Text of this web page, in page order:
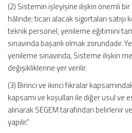
(2) Sistemin işleyişine ilişkin önemli bir
hâlinde; ticari alacak sigortaları
teknik personel, yenileme eğitimini
sınavında başarılı olmak zorundadır.
yenileme sınavında, Sisteme ilişkin
değişikliklerine yer verilir.
(3) Birinci ve ikinci fıkralar
kapsamı ve koşulları ile diğer usul ve
alınarak SEGEM tarafından belirlenir
yapılır.”